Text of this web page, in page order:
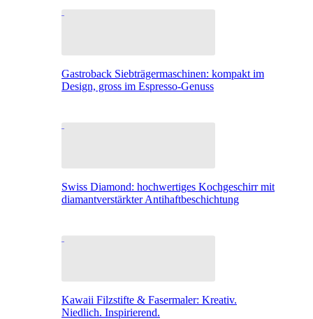
Gastroback Siebträgermaschinen: kompakt im
Design, gross im Espresso-Genuss
Swiss Diamond: hochwertiges Kochgeschirr mit
diamantverstärkter Antihaftbeschichtung
Kawaii Filzstifte & Fasermaler: Kreativ.
Niedlich. Inspirierend.